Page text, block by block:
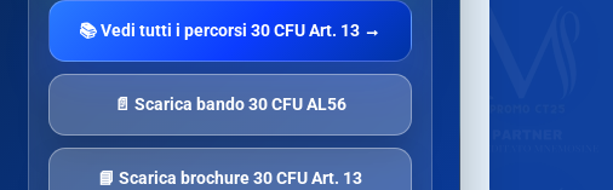
📚 Vedi tutti i percorsi 30 CFU Art. 13 →
📄 Scarica bando 30 CFU AL56
📘 Scarica brochure 30 CFU Art. 13